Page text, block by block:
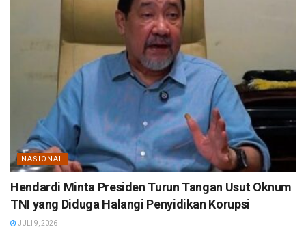
NASIONAL
Hendardi Minta Presiden Turun Tangan Usut Oknum
TNI yang Diduga Halangi Penyidikan Korupsi
JULI 9, 2026